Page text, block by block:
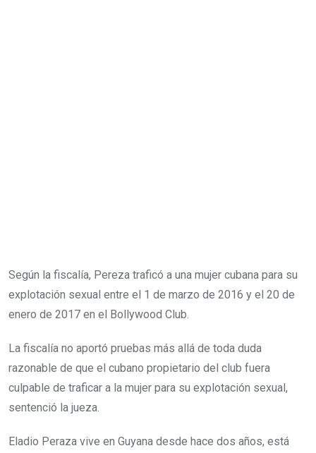
Según la fiscalía, Pereza traficó a una mujer cubana para su
explotación sexual entre el 1 de marzo de 2016 y el 20 de
enero de 2017 en el Bollywood Club.
La fiscalía no aportó pruebas más allá de toda duda
razonable de que el cubano propietario del club fuera
culpable de traficar a la mujer para su explotación sexual,
sentenció la jueza.
Eladio Peraza vive en Guyana desde hace dos años, está